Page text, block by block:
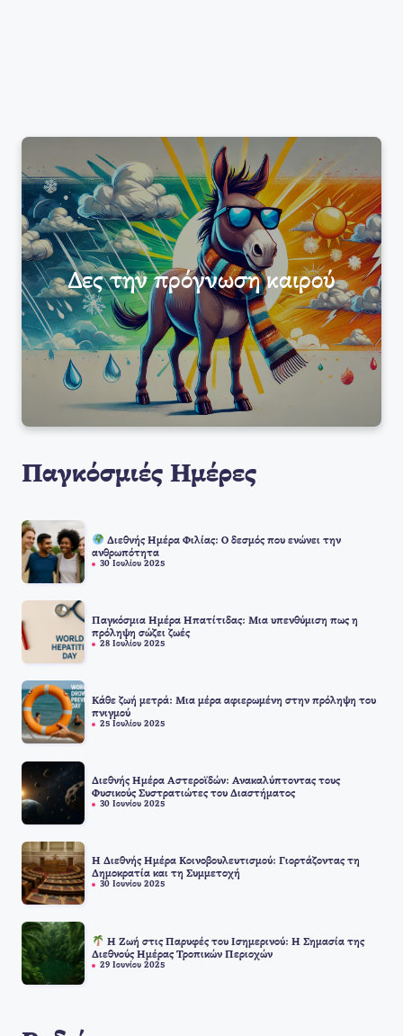
Δες την πρόγνωση καιρού
Παγκόσμιές Ημέρες
Διεθνής Ημέρα Φιλίας: Ο δεσμός που ενώνει την
ανθρωπότητα
30 Ιουλίου 2025
Παγκόσμια Ημέρα Ηπατίτιδας: Μια υπενθύμιση πως η
πρόληψη σώζει ζωές
28 Ιουλίου 2025
Κάθε ζωή μετρά: Μια μέρα αφιερωμένη στην πρόληψη του
πνιγμού
25 Ιουλίου 2025
Διεθνής Ημέρα Αστεροϊδών: Ανακαλύπτοντας τους
Φυσικούς Συστρατιώτες του Διαστήματος
30 Ιουνίου 2025
Η Διεθνής Ημέρα Κοινοβουλευτισμού: Γιορτάζοντας τη
Δημοκρατία και τη Συμμετοχή
30 Ιουνίου 2025
Η Ζωή στις Παρυφές του Ισημερινού: Η Σημασία της
Διεθνούς Ημέρας Τροπικών Περιοχών
29 Ιουνίου 2025